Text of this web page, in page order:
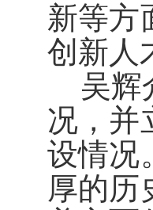
新等方
创新人
吴辉
况，并
设情况
厚的历